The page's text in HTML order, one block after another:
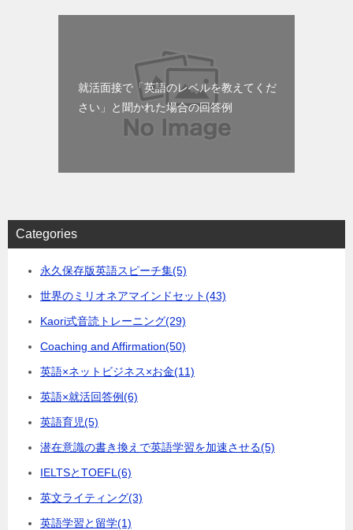
就活面接で「英語のレベルを教えてくだ
さい」と聞かれた場合の回答例
Categories
永久保存版英語スピーチ集(5)
世界のミリオネアマインドセット(43)
Kaori式音読トレーニング(29)
Coaching and Affirmation(50)
英語×ネットビジネス×お金(11)
英語×就活回答例(6)
英語育児(5)
潜在意識の書き換えで英語学習を加速させる(5)
IELTSとTOEFL (6)
英文ライティング(3)
英語学習と留学(1)